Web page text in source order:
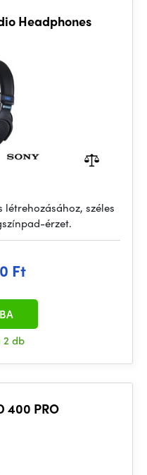
Headphones
létrehozásához, széles
érzet.
Ft
2 db
400 PRO